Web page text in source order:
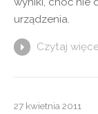
urządzenia.
Czytaj
27 kwietnia 2011